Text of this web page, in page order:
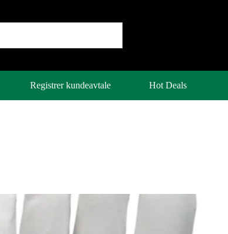
Registrer kundeavtale Hot Deals